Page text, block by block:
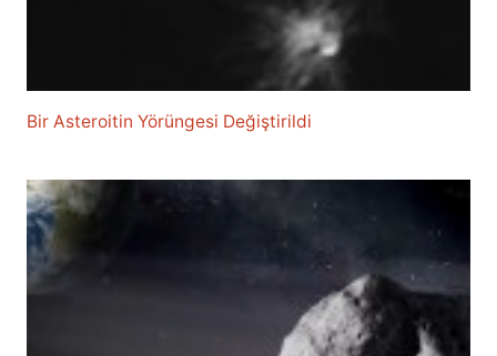
Bir Asteroitin Yörüngesi Değiştirildi